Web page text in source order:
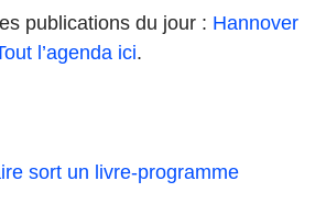
publications du jour : Hannover
l’agenda ici.
sort un livre-programme